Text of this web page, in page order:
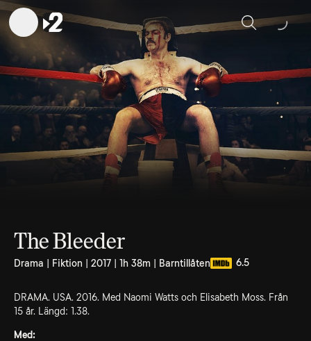
Sök
The Bleeder
Drama | Fiktion | 2017 | 1h 38m | Barntillåten 6.5
DRAMA. USA. 2016. Med Naomi Watts och Elisabeth Moss. Från
15 år. Längd: 1.38.
Med: